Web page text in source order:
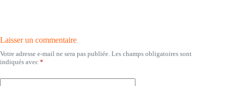
Laisser un commentaire
Votre adresse e-mail ne sera pas publiée. Les champs obligatoires sont
indiqués avec *